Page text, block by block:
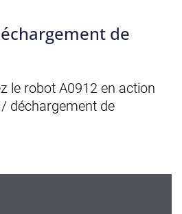
de
le robot A0912 en action
déchargement de